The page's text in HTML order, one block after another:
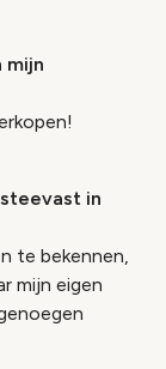
mijn
in
te bekennen,
mijn eigen